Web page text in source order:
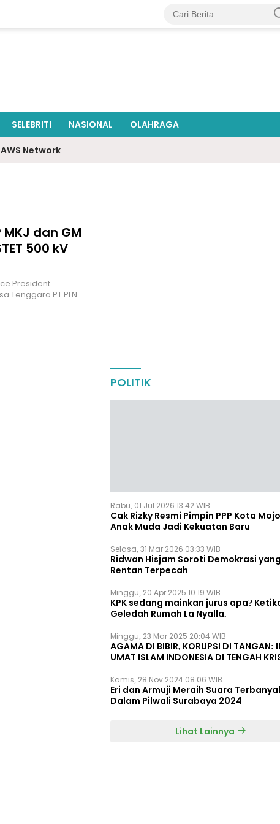
SELEBRITI NASIONAL OLAHRAGA
AWS Network
dan GM
500 kV
President
Tenggara PT PLN
POLITIK
Rabu, 01 Jul 2026 13:42 WIB
Cak Rizky Resmi Pimpin PPP Kota
Anak Muda Jadi Kekuatan Baru
Selasa, 31 Mar 2026 03:33 WIB
Ridwan Hisjam Soroti Demokrasi
Rentan Terpecah
Minggu, 20 Apr 2025 10:19 WIB
KPK sedang mainkan jurus apa?
Geledah Rumah La Nyalla.
Minggu, 23 Mar 2025 20:04 WIB
AGAMA DI BIBIR, KORUPSI DI TANGAN:
UMAT ISLAM INDONESIA DI TENGAH
Kamis, 28 Nov 2024 08:06 WIB
Eri dan Armuji Meraih Suara
Dalam Pilwali Surabaya 2024
Lihat Lainnya